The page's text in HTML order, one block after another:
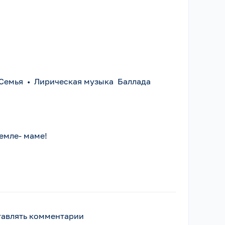
• Лирическая музыка Баллада
маме!
комментарии